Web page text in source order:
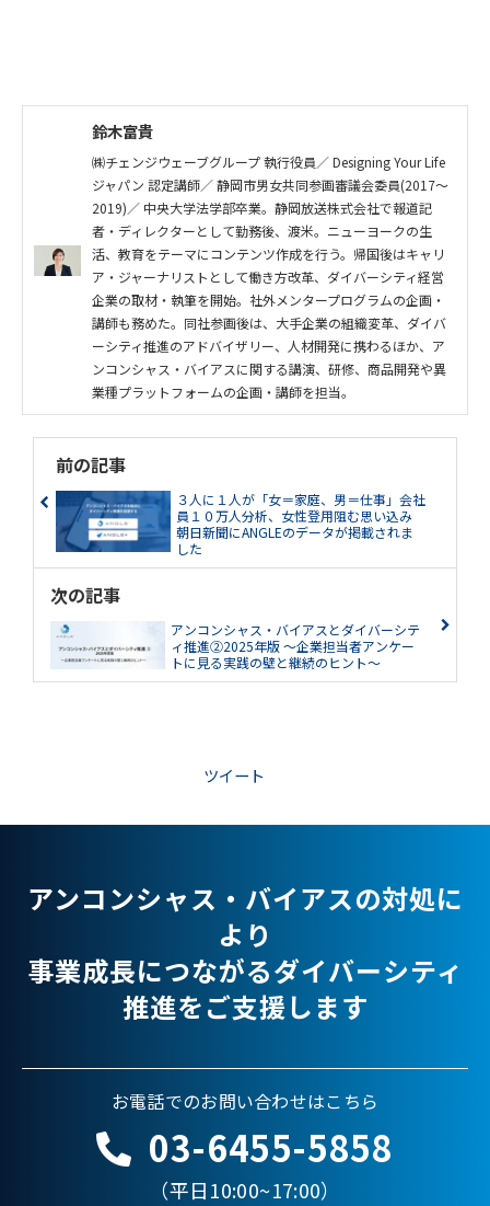
鈴木富貴
㈱チェンジウェーブグループ 執行役員／ Designing Your Life
ジャパン 認定講師／ 静岡市男女共同参画審議会委員(2017～
2019)／ 中央大学法学部卒業。静岡放送株式会社で報道記
者・ディレクターとして勤務後、渡米。ニューヨークの生
活、教育をテーマにコンテンツ作成を行う。帰国後はキャリ
ア・ジャーナリストとして働き方改革、ダイバーシティ経営
企業の取材・執筆を開始。社外メンタープログラムの企画・
講師も務めた。同社参画後は、大手企業の組織変革、ダイバ
ーシティ推進のアドバイザリー、人材開発に携わるほか、ア
ンコンシャス・バイアスに関する講演、研修、商品開発や異
業種プラットフォームの企画・講師を担当。
前の記事
３人に１人が「女＝家庭、男＝仕事」会社
員１０万人分析、女性登用阻む思い込み
朝日新聞にANGLEのデータが掲載されま
した
次の記事
アンコンシャス・バイアスとダイバーシテ
ィ推進②2025年版 ～企業担当者アンケー
トに見る実践の壁と継続のヒント～
ツイート
アンコンシャス・バイアスの対処に
より
事業成長につながるダイバーシティ
推進をご支援します
お電話でのお問い合わせはこちら
03-6455-5858
（平日10:00~17:00）